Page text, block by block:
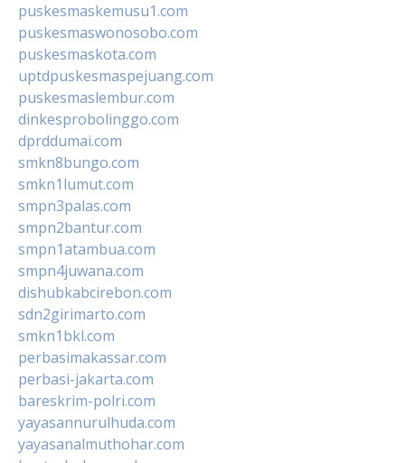
puskesmaskemusu1.com
puskesmaswonosobo.com
puskesmaskota.com
uptdpuskesmaspejuang.com
puskesmaslembur.com
dinkesprobolinggo.com
dprddumai.com
smkn8bungo.com
smkn1lumut.com
smpn3palas.com
smpn2bantur.com
smpn1atambua.com
smpn4juwana.com
dishubkabcirebon.com
sdn2girimarto.com
smkn1bkl.com
perbasimakassar.com
perbasi-jakarta.com
bareskrim-polri.com
yayasannurulhuda.com
yayasanalmuthohar.com